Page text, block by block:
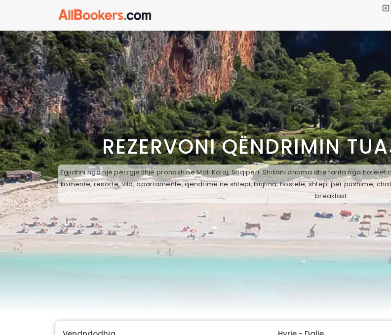
REZERVONI QËNDRIMIN
Zgjidhni nga një përzgjedhje pronash në Mali Kolaj, Shqipëri. Shikoni dhoma dhe tarifa nga
komente, resorte, vila, apartamente, qëndrime në shtëpi, bujtina, hostele, shtepi per pushime,
breakfast.